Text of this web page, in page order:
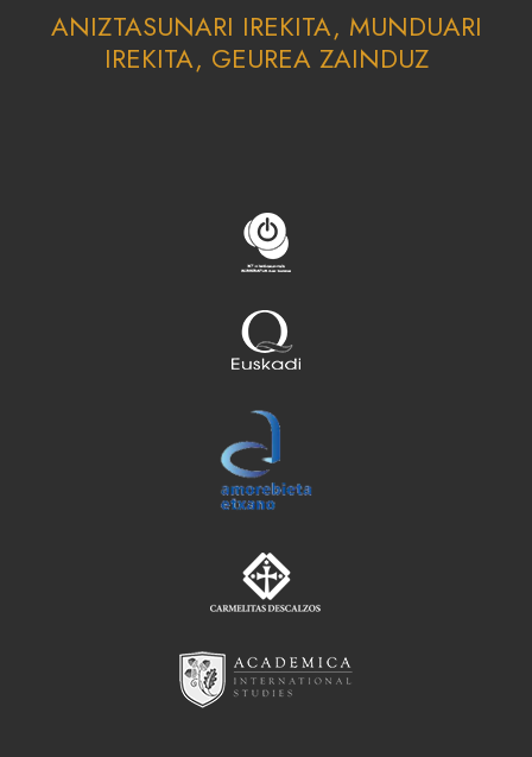
ANIZTASUNARI IREKITA, MUNDUARI
IREKITA, GEUREA ZAINDUZ